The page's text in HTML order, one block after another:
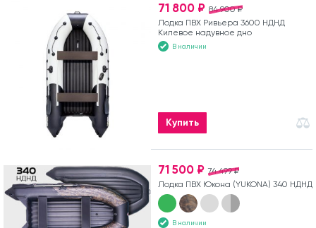
84 900 ₽
71 800 ₽
Лодка ПВХ Ривьера 3600 НДНД
Килевое надувное дно
В наличии
Купить
74 499 ₽
71 500 ₽
Лодка ПВХ Юкона (YUKONA) 340 НДНД
В наличии